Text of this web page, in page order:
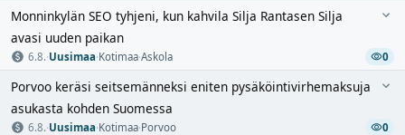
Monninkylän SEO tyhjeni, kun kahvila Silja Rantasen Silja
avasi uuden paikan
6.8.·Uusimaa·Kotimaa·Askola 0
Porvoo keräsi seitsemänneksi eniten pysäköintivirhemaksuja
asukasta kohden Suomessa
6.8.·Uusimaa·Kotimaa·Porvoo 0